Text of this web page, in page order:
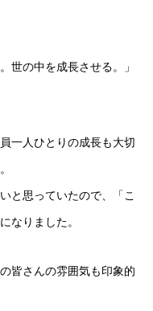
世の中を成長させる。」
一人ひとりの成長も大切
と思っていたので、「こ
なりました。
皆さんの雰囲気も印象的